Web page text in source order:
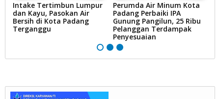
Intake Tertimbun Lumpur
dan Kayu, Pasokan Air
Bersih di Kota Padang
Terganggu
Perumda Air Minum Kota
Padang Perbaiki IPA
Gunung Pangilun, 25 Ribu
Pelanggan Terdampak
Penyesuaian